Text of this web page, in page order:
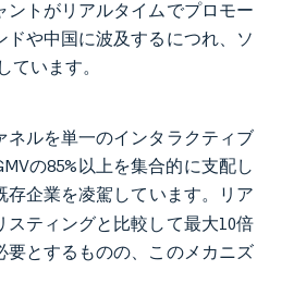
トがリアルタイムでプロモー
や中国に波及するにつれ、ソ
います。
ルを単一のインタラクティブ
の85%以上を集合的に支配し
存企業を凌駕しています。リア
ティングと比較して最大10倍
とするものの、このメカニズ